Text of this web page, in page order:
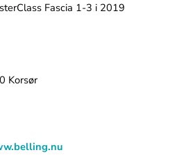
Fascia 1-3 i 2019
Korsør